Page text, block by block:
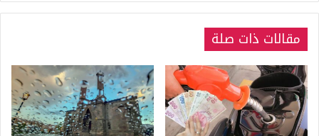
مقالات ذات صلة